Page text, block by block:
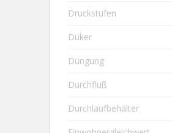
Druckstufen
Düker
Düngung
Durchfluß
Durchlaufbehälter